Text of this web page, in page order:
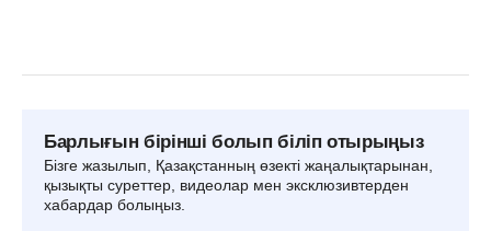
Барлығын бірінші болып біліп отырыңыз
Бізге жазылып, Қазақстанның өзекті жаңалықтарынан,
қызықты суреттер, видеолар мен эксклюзивтерден
хабардар болыңыз.